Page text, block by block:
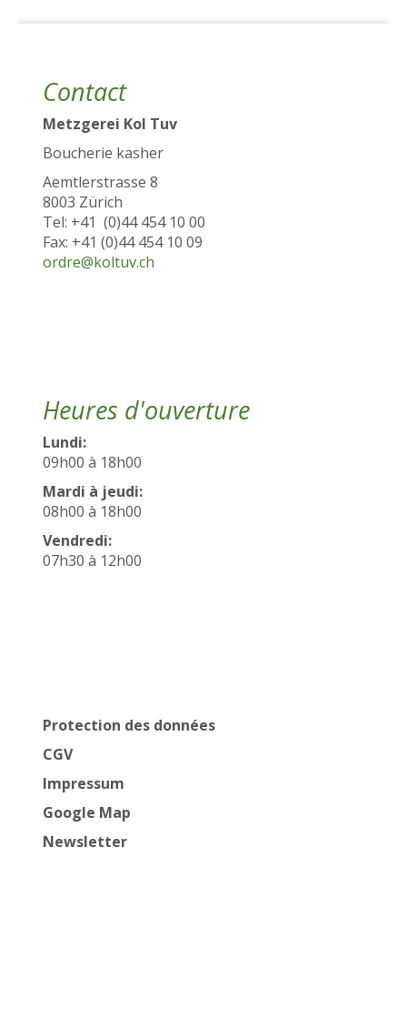
Contact
Metzgerei Kol Tuv
Boucherie kasher
Aemtlerstrasse 8
8003 Zürich
Tel: +41 (0)44 454 10 00
Fax: +41 (0)44 454 10 09
ordre@koltuv.ch
Heures d'ouverture
Lundi:
09h00 à 18h00
Mardi à jeudi:
08h00 à 18h00
Vendredi:
07h30 à 12h00
Protection des données
CGV
Impressum
Google Map
Newsletter